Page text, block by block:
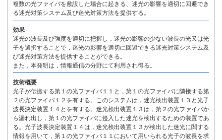
複数の光ファイバを敷設した場合に起きる、迷光の影響を適切に回避でき
る迷光対策システム及び迷光対策方法を提供する。
効果
迷光の波長及び強度を適切に把握し，迷光の影響の少ない波長の光又は光
子を選択することで，迷光の影響を適切に回避できる迷光対策システム及
び迷光対策方法を提供することができる。
また，本発明は，情報通信の分野にて利用され得る。
技術概要
光子が伝搬する第１の光ファイバ１１と，第１の光ファイバに隣接する第
２の光ファイバ１２を有する。このシステムは，迷光検出装置１３と光子
波長決定装置１４とを有する。迷光検出装置１３は，第２の光ファイバか
ら漏れ出し，第１の光ファイバに侵入した迷光を検出するための装置であ
る。光子波長決定装置１４は，迷光検出装置１３が検出した迷光に関する
情報を用いて，第１の光ファイバ１１において用いられる光子の波長を求